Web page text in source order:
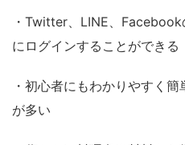
・Twitter、LINE、
にログインすることができる
・初心者にもわかりやすく
が多い